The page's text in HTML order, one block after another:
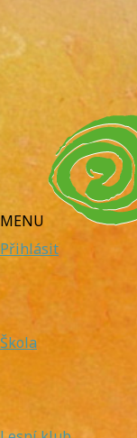
MENU
Přihlásit
Škola